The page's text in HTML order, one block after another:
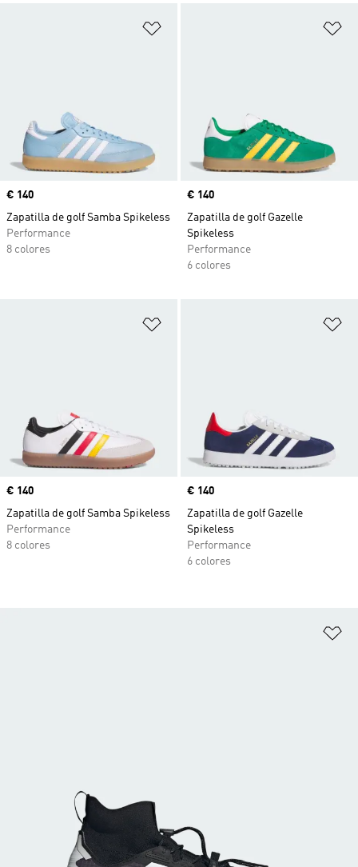
Precio
€ 140
Zapatilla de golf Samba Spikeless
Performance
8 colores
Precio
€ 140
Zapatilla de golf Gazelle
Spikeless
Performance
6 colores
Precio
€ 140
Zapatilla de golf Samba Spikeless
Performance
8 colores
Precio
€ 140
Zapatilla de golf Gazelle
Spikeless
Performance
6 colores